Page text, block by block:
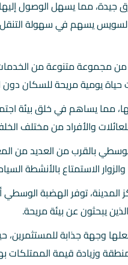
جيدة، مما يسهل الوصول
السويس يسهم في سهولة
مجموعة متنوعة من
يومية مريحة للسكان
مما يساهم في خلق بيئة
والأفراد من مختلف
بالقرب من العديد من
الاستمتاع بالأنشطة
المدينة، توفر الهضبة
يبحثون عن بيئة مريحة.
وجهة جذابة للمستثمرين،
وزيادة قيمة الممتلكات